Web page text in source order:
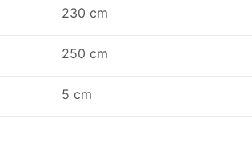
230 cm
250 cm
5 cm